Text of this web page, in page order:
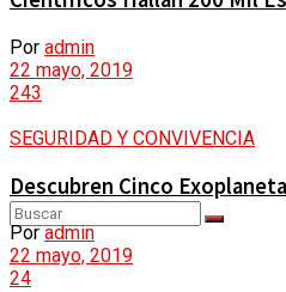
DEPORTES
MOVILIDAD
HISTORIAS Y
TIGO RADIO
CONTACTO
Sin resultados
Por admin
22 mayo, 2019
243
SEGURIDAD Y CONVIVENCIA
Descubren Cinco
Por admin
22 mayo, 2019
24